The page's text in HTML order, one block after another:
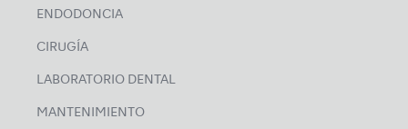
ENDODONCIA
CIRUGÍA
LABORATORIO DENTAL
MANTENIMIENTO